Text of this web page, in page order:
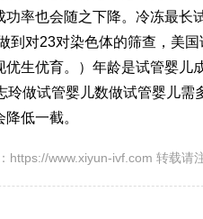
功率也会随之下降。 冷冻最长
到对23对染色体的筛查， 美国
生优育。）年龄是试管婴儿
玲做试管婴儿数做试管婴儿需
低一截。
https://www.xiyun-ivf.com 转载请